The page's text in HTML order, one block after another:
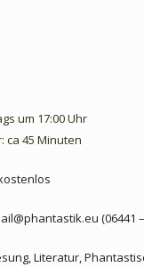
um 17:00 Uhr
ca 45 Minuten
(06441
Literatur,